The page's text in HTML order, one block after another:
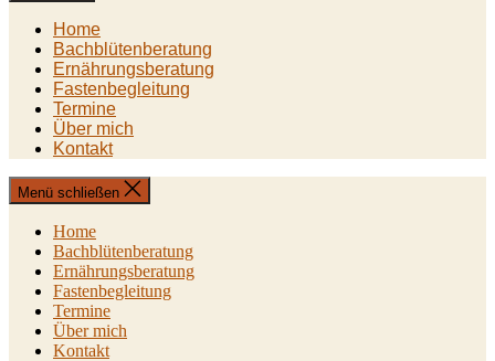
Home
Bachblütenberatung
Ernährungsberatung
Fastenbegleitung
Termine
Über mich
Kontakt
Menü schließen
Home
Bachblütenberatung
Ernährungsberatung
Fastenbegleitung
Termine
Über mich
Kontakt